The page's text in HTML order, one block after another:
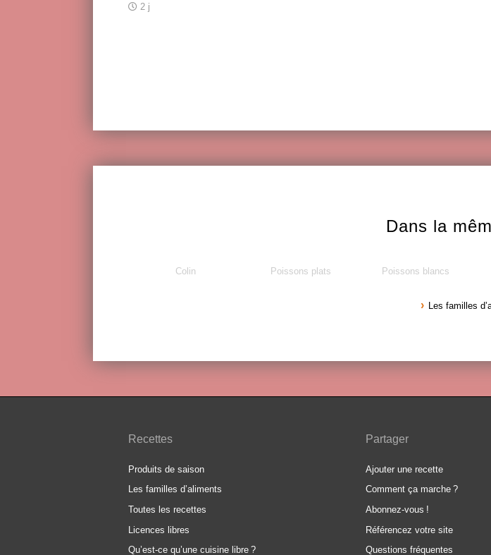
2 j
Dans la
Colin Poissons plats Poissons blancs
Les familles
Recettes
Produits de saison
Les familles d’aliments
Toutes les recettes
Licences libres
Qu’est-ce qu’une cuisine libre ?
Partager
Ajouter une recette
Comment ça marche ?
Abonnez-vous !
Référencez votre site
Questions fréquentes